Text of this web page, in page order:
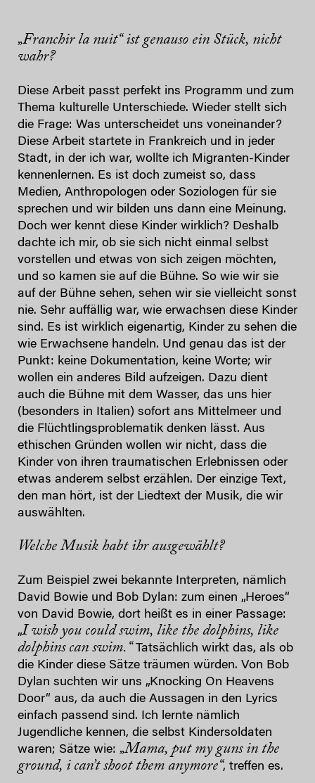
„Franchir la nuit“ ist genauso ein Stück, nicht
wahr?
Diese Arbeit passt perfekt ins Programm und zum
Thema kulturelle Unterschiede. Wieder stellt sich
die Frage: Was unterscheidet uns voneinander?
Diese Arbeit startete in Frankreich und in jeder
Stadt, in der ich war, wollte ich Migranten-Kinder
kennenlernen. Es ist doch zumeist so, dass
Medien, Anthropologen oder Soziologen für sie
sprechen und wir bilden uns dann eine Meinung.
Doch wer kennt diese Kinder wirklich? Deshalb
dachte ich mir, ob sie sich nicht einmal selbst
vorstellen und etwas von sich zeigen möchten,
und so kamen sie auf die Bühne. So wie wir sie
auf der Bühne sehen, sehen wir sie vielleicht sonst
nie. Sehr auffällig war, wie erwachsen diese Kinder
sind. Es ist wirklich eigenartig, Kinder zu sehen die
wie Erwachsene handeln. Und genau das ist der
Punkt: keine Dokumentation, keine Worte; wir
wollen ein anderes Bild aufzeigen. Dazu dient
auch die Bühne mit dem Wasser, das uns hier
(besonders in Italien) sofort ans Mittelmeer und
die Flüchtlingsproblematik denken lässt. Aus
ethischen Gründen wollen wir nicht, dass die
Kinder von ihren traumatischen Erlebnissen oder
etwas anderem selbst erzählen. Der einzige Text,
den man hört, ist der Liedtext der Musik, die wir
auswählten.
Welche Musik habt ihr ausgewählt?
Zum Beispiel zwei bekannte Interpreten, nämlich
David Bowie und Bob Dylan: zum einen „Heroes“
von David Bowie, dort heißt es in einer Passage:
„I wish you could swim, like the dolphins, like
dolphins can swim.“ Tatsächlich wirkt das, als ob
die Kinder diese Sätze träumen würden. Von Bob
Dylan suchten wir uns „Knocking On Heavens
Door“ aus, da auch die Aussagen in den Lyrics
einfach passend sind. Ich lernte nämlich
Jugendliche kennen, die selbst Kindersoldaten
waren; Sätze wie: „Mama, put my guns in the
ground, i can’t shoot them anymore“, treffen es.